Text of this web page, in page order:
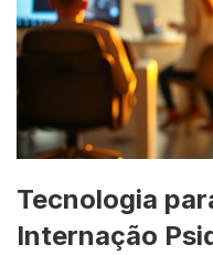
Tecnologia
Internação